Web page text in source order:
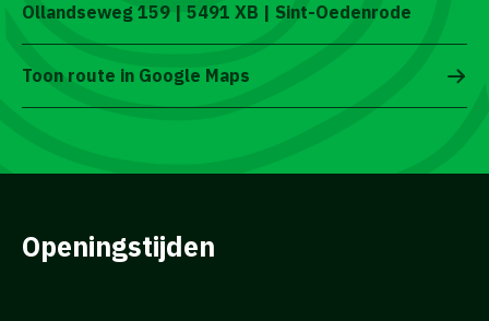
Ollandseweg 159 | 5491 XB | Sint-Oedenrode
Toon route in Google Maps
Openingstijden